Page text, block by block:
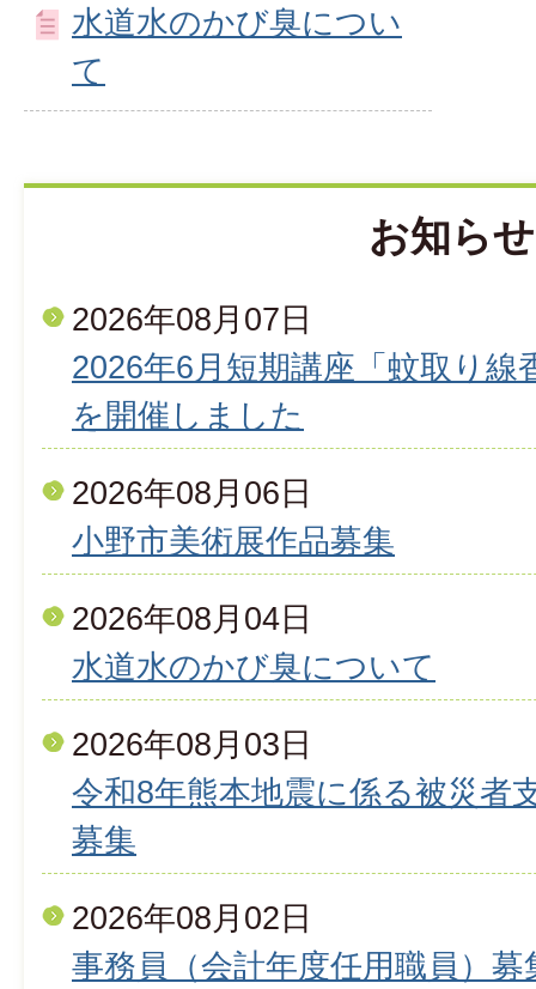
水道水のかび臭につい
て
お知らせ
2026年08月07日
2026年6月短期講座「蚊取り
を開催しました
2026年08月06日
小野市美術展作品募集
2026年08月04日
水道水のかび臭について
2026年08月03日
令和8年熊本地震に係る被災者
募集
2026年08月02日
事務員（会計年度任用職員）募